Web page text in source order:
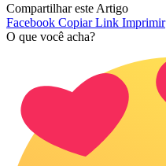
Compartilhar este Artigo
Facebook Copiar Link Imprimir
O que você acha?